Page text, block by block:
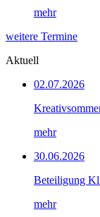
mehr
weitere Termine
Aktuell
02.07.2026
mehr
30.06.2026
Beteiligung
mehr